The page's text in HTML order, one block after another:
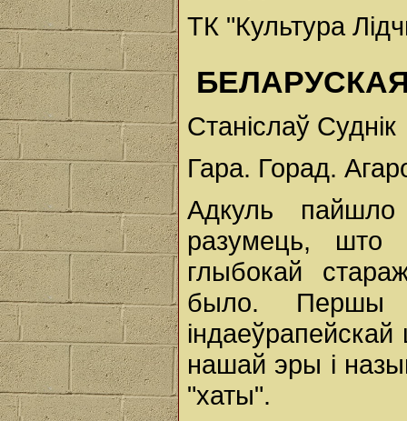
ТК "Культура
Станіслаў Суднік
Гара. Горад.
Адкуль
разумець, што
глыбокай
было. Першы
індаеўрапейскай
нашай эры і
"хаты".